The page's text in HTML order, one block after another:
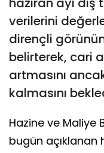
verilerini
dirençli
belirterek, cari
artmasını
kalmasını
Hazine ve Maliye
bugün açıklanan